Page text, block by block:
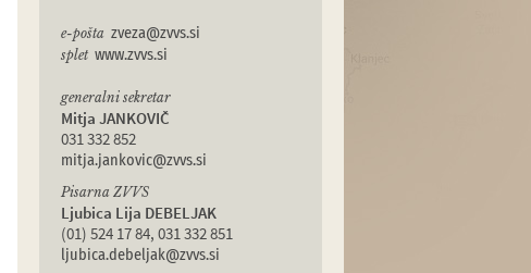
e-pošta zveza@zvvs.si
splet www.zvvs.si
generalni sekretar
Mitja JANKOVIČ
031 332 852
mitja.jankovic@zvvs.si
Pisarna ZVVS
Ljubica Lija DEBELJAK
(01) 524 17 84, 031 332 851
ljubica.debeljak@zvvs.si